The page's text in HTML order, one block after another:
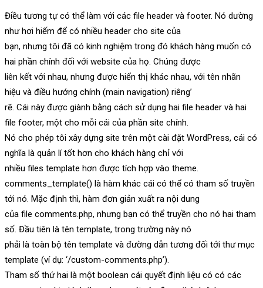
Điều tương tự có thể làm với các file header và footer. Nó dường
như hơi hiếm để có nhiều header cho site của
bạn, nhưng tôi đã có kinh nghiệm trong đó khách hàng muốn có
hai phần chính đối với website của họ. Chúng được
liên kết với nhau, nhưng được hiển thị khác nhau, với tên nhãn
hiệu và điều hướng chính (main navigation) riêng’
rẽ. Cái này được giành bằng cách sử dụng hai file header và hai
file footer, một cho mỗi cái của phần site chính.
Nó cho phép tôi xây dựng site trên một cài đặt WordPress, cái có
nghĩa là quản lí tốt hơn cho khách hàng chỉ với
nhiều files template hơn được tích hợp vào theme.
comments_template() là hàm khác cái có thể có tham số truyền
tới nó. Mặc định thì, hàm đơn giản xuất ra nội dung
của file comments.php, nhưng bạn có thể truyền cho nó hai tham
số. Đầu tiên là tên template, trong trường này nó
phải là toàn bộ tên template và đường dẫn tương đối tới thư mục
template (ví dụ: ‘/custom-comments.php’).
Tham số thứ hai là một boolean cái quyết định liệu có có các